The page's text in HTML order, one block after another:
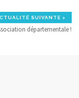
SUIVANTE >
départementale !